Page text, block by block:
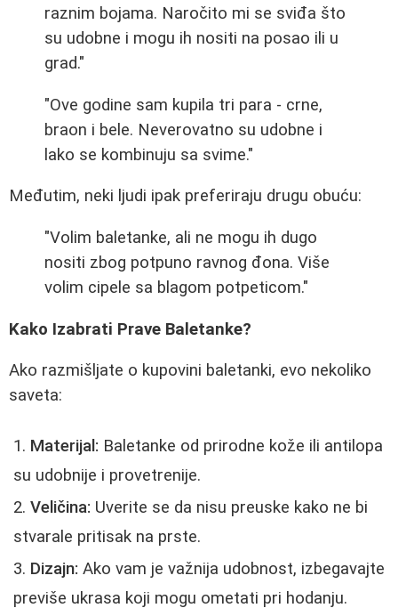
raznim bojama. Naročito mi se sviđa što
su udobne i mogu ih nositi na posao ili u
grad."
"Ove godine sam kupila tri para - crne,
braon i bele. Neverovatno su udobne i
lako se kombinuju sa svime."
Međutim, neki ljudi ipak preferiraju drugu obuću:
"Volim baletanke, ali ne mogu ih dugo
nositi zbog potpuno ravnog đona. Više
volim cipele sa blagom potpeticom."
Kako Izabrati Prave Baletanke?
Ako razmišljate o kupovini baletanki, evo nekoliko
saveta:
Materijal: Baletanke od prirodne kože ili antilopa
su udobnije i provetrenije.
Veličina: Uverite se da nisu preuske kako ne bi
stvarale pritisak na prste.
Dizajn: Ako vam je važnija udobnost, izbegavajte
previše ukrasa koji mogu ometati pri hodanju.